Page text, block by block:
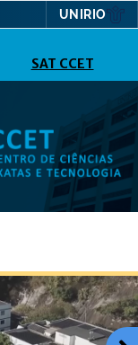
UNIRIO
SAT CCET